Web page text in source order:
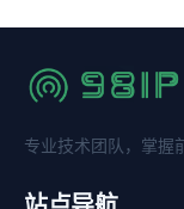
专业技术团队，掌握